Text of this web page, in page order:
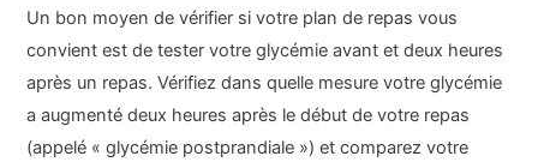
Un bon moyen de vérifier si votre plan de repas vous
convient est de tester votre glycémie avant et deux heures
après un repas. Vérifiez dans quelle mesure votre glycémie
a augmenté deux heures après le début de votre repas
(appelé « glycémie postprandiale ») et comparez votre